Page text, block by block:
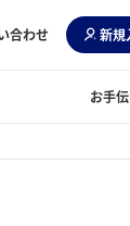
合わせ 新規
お手